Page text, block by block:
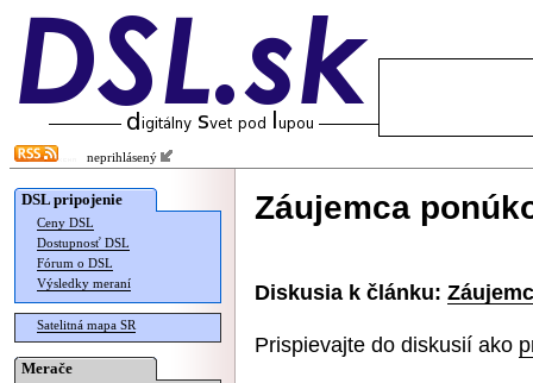
neprihlásený
DSL pripojenie
Ceny DSL
Dostupnosť DSL
Fórum o DSL
Výsledky meraní
Satelitná mapa SR
Merače
Záujemca
Diskusia k článku:
Prispievajte do diskusií ako